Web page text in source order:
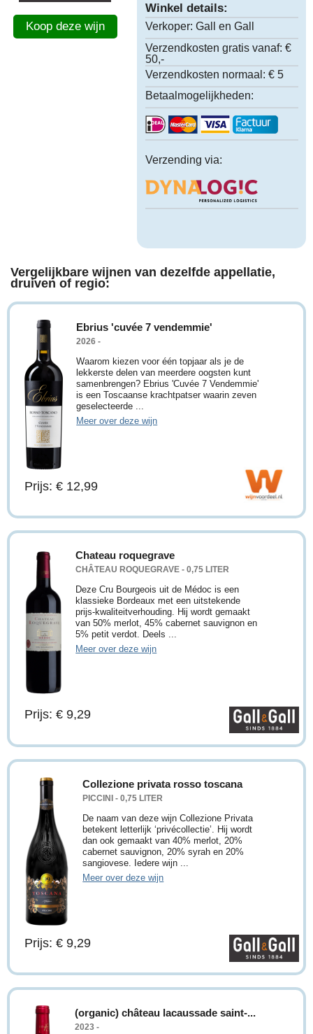
Koop deze wijn
Winkel details:
Verkoper: Gall en Gall
Verzendkosten gratis vanaf: €
50,-
Verzendkosten normaal: € 5
Betaalmogelijkheden:
Verzending via:
Vergelijkbare wijnen van dezelfde appellatie,
druiven of regio:
Ebrius 'cuvée 7 vendemmie'
2026 -
Waarom kiezen voor één topjaar als je de
lekkerste delen van meerdere oogsten kunt
samenbrengen? Ebrius 'Cuvée 7 Vendemmie'
is een Toscaanse krachtpatser waarin zeven
geselecteerde ...
Meer over deze wijn
Prijs: € 12,99
Chateau roquegrave
CHÂTEAU ROQUEGRAVE - 0,75 LITER
Deze Cru Bourgeois uit de Médoc is een
klassieke Bordeaux met een uitstekende
prijs-kwaliteitverhouding. Hij wordt gemaakt
van 50% merlot, 45% cabernet sauvignon en
5% petit verdot. Deels ...
Meer over deze wijn
Prijs: € 9,29
Collezione privata rosso toscana
PICCINI - 0,75 LITER
De naam van deze wijn Collezione Privata
betekent letterlijk ‘privécollectie’. Hij wordt
dan ook gemaakt van 40% merlot, 20%
cabernet sauvignon, 20% syrah en 20%
sangiovese. Iedere wijn ...
Meer over deze wijn
Prijs: € 9,29
(organic) château lacaussade saint-...
2023 -